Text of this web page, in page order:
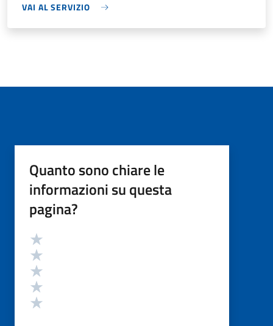
VAI AL SERVIZIO
Quanto sono chiare le
informazioni su questa
pagina?
Valutazione